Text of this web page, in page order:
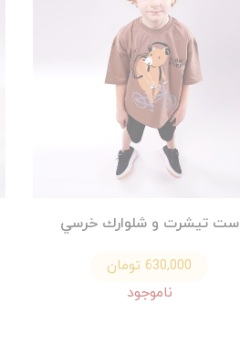
ست تيشرت و شلوارك خرسي
630,000 تومان
ناموجود